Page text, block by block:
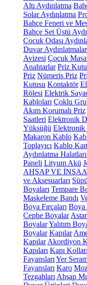
Altı Aydınlatma
Solar Aydınlatma
Bahçe Feneri ve
Bahçe Set Üstü
Çocuk Odası
Duvar
Avizesi Çocuk Masa
Anahtarlar Priz
Priz Nümeris Priz
Kutusu Kontaktör
Rölesi Elektrik
Kabloları Çoklu
Akım Korumalı Priz
Saatleri Elektronik
Yüksüğü Elektronik
Makaron Kablo
Toplayıcı Kablo
Aydınlatma
Paneli Lityum Akü
AHŞAP VE
ve Aksesuarları
Boyaları Tempare
Maskeleme Bandı
Boya Fırçaları Boya
Cephe Boyalar
BoyalarYalıtım
Boyalar Kapılar
Kapılar Akordiyon
Kapıları Kapı Kolları
Fayansları Yer
Fayansları Karo
Tezgahları Ahşap